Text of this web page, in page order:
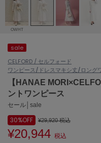
ェア (121)
(124)
アニュアンス
ànuke
アンヌーク
ASICS
アシックス
Ballelite
バレリット
OWHT
sale
CELFORD / セルフォード
ワンピース/ドレスマキシ丈/ロング
【HANAE
ントワンピース
セール│sale
30%OFF ¥29,920税込
¥20,944 税込